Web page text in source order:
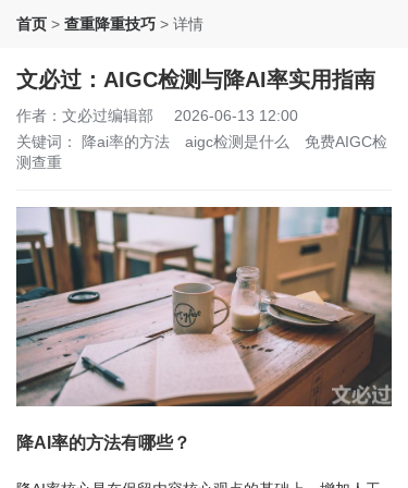
首页 > 查重降重技巧 > 详情
文必过：AIGC检测与降AI率实用指南
作者：文必过编辑部
2026-06-13 12:00
关键词：
降ai率的方法 aigc检测是什么
免费AIGC检
测查重
降AI率的方法有哪些？